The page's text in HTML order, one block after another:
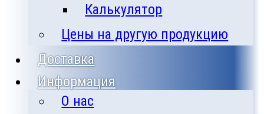
Калькулятор
Цены на другую продукцию
Доставка
Информация
О нас